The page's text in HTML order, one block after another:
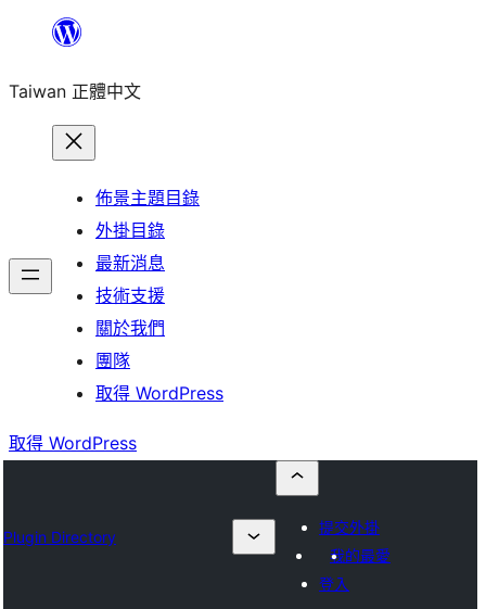
主
Taiwan 正體中文
佈景主題目錄
外掛目錄
最新消息
技術支援
關於我們
團隊
取得 WordPress
取得 WordPress
Plugin Directory
提交外掛
我的最愛
登入